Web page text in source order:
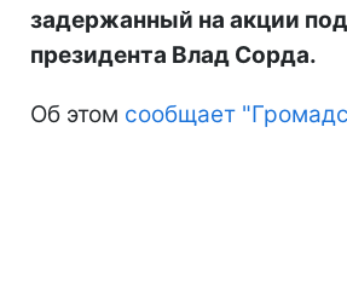
задержанный на акции
президента Влад Сорда.
Об этом сообщает